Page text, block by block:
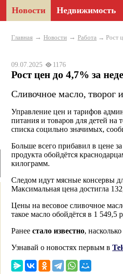
Новости Недвижимость
Главная → Новости → Работа → Рост
09.07.2025 1176
Рост цен до 4,7% за
Сливочное масло, творог
Управление цен и тарифов
питания и товаров для детей
списка социльно значимых,
Больше всего прибавил в цене
продукта обойдётся
килограмм.
Следом идут мясные консервы
Максимальная цена достигла
Цены на весовое сливочное
такое масло обойдётся в 1 549,5
Ранее стало известно,
Узнавай о новостях первым в